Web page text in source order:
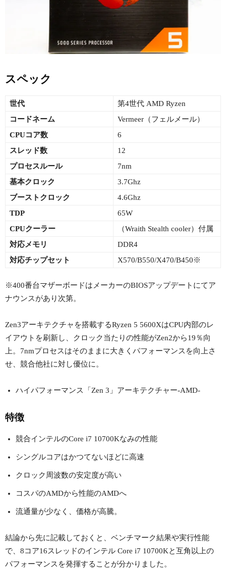
スペック
世代
第4世代 AMD Ryzen
コードネーム
Vermeer（フェルメール）
CPUコア数
6
スレッド数
12
プロセスルール
7nm
基本クロック
3.7Ghz
ブーストクロック
4.6Ghz
TDP
65W
CPUクーラー
（Wraith Stealth cooler）付属
対応メモリ
DDR4
対応チップセット
X570/B550/X470/B450※
※400番台マザーボードはメーカーのBIOSアップデートにてア
ナウンスがあり次第。
Zen3アーキテクチャを搭載するRyzen 5 5600XはCPU内部のレ
イアウトを刷新し、クロック当たりの性能がZen2から19％向
上。7nmプロセスはそのままに大きくパフォーマンスを向上さ
せ、競合他社に対し優位に。
ハイパフォーマンス「Zen 3」アーキテクチャー-AMD-
特徴
競合インテルのCore i7 10700Kなみの性能
シングルコアはかつてないほどに高速
クロック周波数の安定度が高い
コスパのAMDから性能のAMDへ
流通量が少なく、価格が高騰。
結論から先に記載しておくと、ベンチマーク結果や実行性能
で、8コア16スレッドのインテル Core i7 10700Kと互角以上の
パフォーマンスを発揮することが分かりました。